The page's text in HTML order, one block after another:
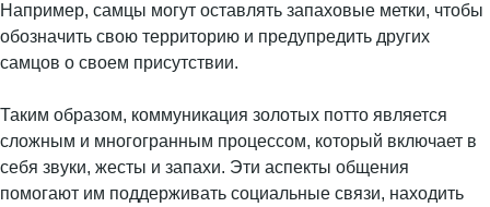
Например, самцы могут оставлять запаховые метки, чтобы
обозначить свою территорию и предупредить других
самцов о своем присутствии.
Таким образом, коммуникация золотых потто является
сложным и многогранным процессом, который включает в
себя звуки, жесты и запахи. Эти аспекты общения
помогают им поддерживать социальные связи, находить